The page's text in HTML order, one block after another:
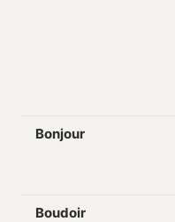
Bonjour
Boudoir